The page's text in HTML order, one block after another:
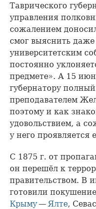
Таврического
управления
сожалением
смог выяснить
университетским
постоянно
предмете». А 15
губернатору
преподавателем
поэтому и как
удовольствием, а
у него
С 1875 г. от
он перешёл к
правительством. В
готовили
Крыму— Ялте,